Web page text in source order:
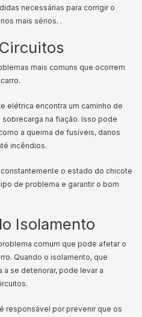
necessárias para corrigir o
mais sérios. .
mais comuns que ocorrem
elétrica encontra um caminho de
na fiação. Isso pode
a queima de fusíveis, danos
incêndios.
o estado do chicote
de problema e garantir o bom
Isolamento
comum que pode afetar o
Quando o isolamento, que
se deteriorar, pode levar a
responsável por prevenir que os